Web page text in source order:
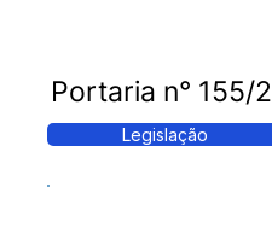
Portaria n° 155/
Legislação